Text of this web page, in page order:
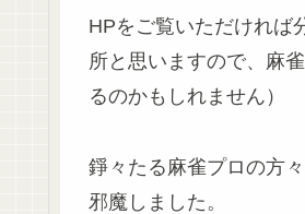
HPをご覧いただければ
所と思いますので、麻
るのかもしれません）
錚々たる麻雀プロの方
邪魔しました。